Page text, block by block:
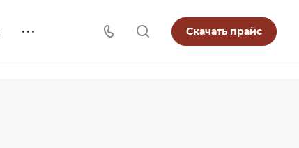
Скачать прайс